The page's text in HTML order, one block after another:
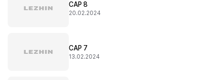
CAP 8
20.02.2024
CAP 7
13.02.2024